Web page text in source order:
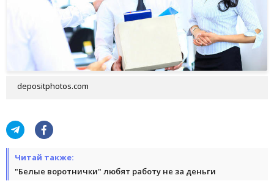
depositphotos.com
Читай также:
"Белые воротнички" любят работу не за деньги